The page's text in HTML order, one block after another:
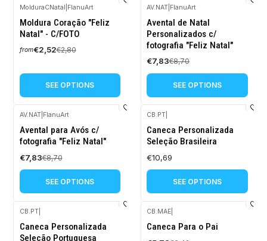
-10%
OFF
MolduraCNatal FlanuArt
Moldura Coração "Feliz
Natal" - C/FOTO
from€2,52€2,80
SEE OPTIONS
-10%
OFF
AV.NAT FlanuArt
Avental de Natal
Personalizados c/
fotografia "Feliz Natal"
€7,83€8,70
SEE OPTIONS
-10%
OFF
AV.NAT| FlanuArt
Avental para Avós c/
fotografia "Feliz Natal"
€7,83€8,70
SEE OPTIONS
CB.PT
Caneca Personalizada
Seleção Brasileira
€10,69
SEE OPTIONS
CB.PT|
Caneca Personalizada
Seleção Portuguesa
-10%
OFF
CB.MAE
Caneca Para o Pai